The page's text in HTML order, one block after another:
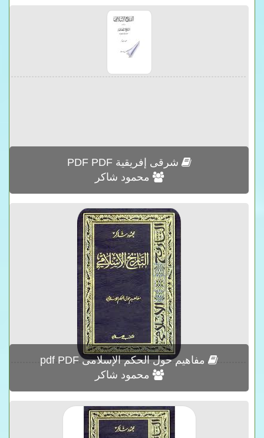
شرقى إفريقية PDF PDF
محمود شاكر
مفاهيم حول الحكم الإسلامى pdf PDF
محمود شاكر